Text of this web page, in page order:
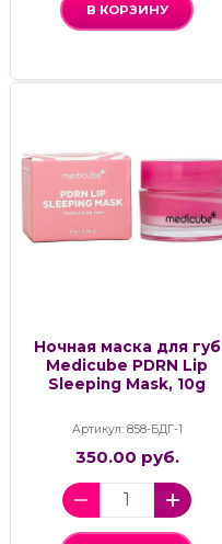
В КОРЗИНУ
Ночная маска для губ
Medicube PDRN Lip
Sleeping Mask, 10g
Артикул: 858-БДГ-1
350.00 руб.